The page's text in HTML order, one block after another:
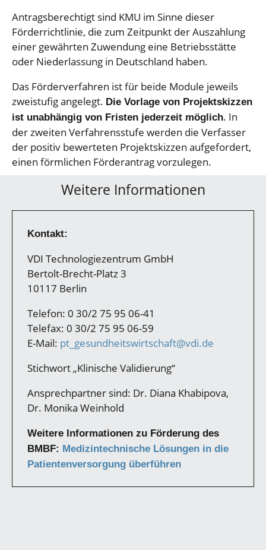
Antragsberechtigt sind KMU im Sinne dieser
Förderrichtlinie, die zum Zeitpunkt der Auszahlung
einer gewährten Zuwendung eine Betriebsstätte
oder Niederlassung in Deutschland haben.
Das Förderverfahren ist für beide Module jeweils
zweistufig angelegt. Die Vorlage von Projektskizzen
ist unabhängig von Fristen jederzeit möglich. In
der zweiten Verfahrensstufe werden die Verfasser
der positiv bewerteten Projektskizzen aufgefordert,
einen förm­lichen Förderantrag vorzulegen.
Weitere Informationen
Kontakt:
VDI Technologiezentrum GmbH
Bertolt-Brecht-Platz 3
10117 Berlin
Telefon: 0 30/2 75 95 06-41
Telefax: 0 30/2 75 95 06-59
E-Mail: pt_gesundheitswirtschaft@vdi.de
Stichwort „Klinische Validierung“
Ansprechpartner sind: Dr. Diana Khabipova,
Dr. Monika Weinhold
Weitere Informationen zu Förderung des
BMBF: Medizintechnische Lösungen in die
Patientenversorgung überführen